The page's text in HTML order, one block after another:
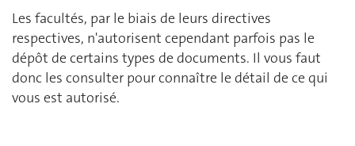
Les facultés, par le biais de leurs directives
respectives, n'autorisent cependant parfois pas le
dépôt de certains types de documents. Il vous faut
donc les consulter pour connaître le détail de ce qui
vous est autorisé.